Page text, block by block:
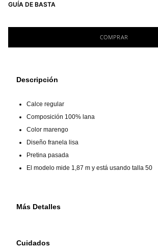
GUÍA DE BASTA
COMPRAR
Descripción
Calce regular
Composición 100% lana
Color marengo
Diseño franela lisa
Pretina pasada
El modelo mide 1,87 m y está usando talla 50
Más Detalles
marengo entrega un carácter distintivo y
Cuidados